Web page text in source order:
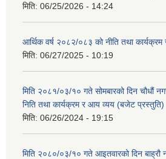
मिति: 06/25/2026 - 14:24
आर्थिक वर्ष २०८२/०८३ को नीति तथा
मिति: 06/27/2025 - 10:19
मिति २०८१/०३/१० गते सोमबारको दिन चौधौं
निति तथा कार्यक्रम र आय व्यय (बजेट प्रस्तुति)
मिति: 06/26/2024 - 19:15
मिति २०८०/०३/१० गते आइतवारको दिन